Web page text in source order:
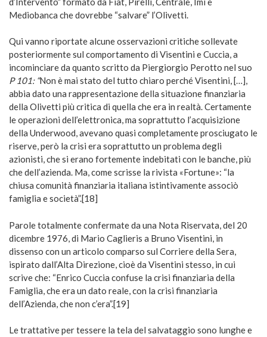
Mediobanca che dovrebbe “salvare” l’Olivetti.
Qui vanno riportate alcune osservazioni critiche sollevate
posteriormente sul comportamento di Visentini e Cuccia, a
incominciare da quanto scritto da Piergiorgio Perotto nel suo
P 101: “Non è mai stato del tutto chiaro perché Visentini, […],
abbia dato una rappresentazione della situazione finanziaria
della Olivetti più critica di quella che era in realtà. Certamente
le operazioni dell’elettronica, ma soprattutto l’acquisizione
della Underwood, avevano quasi completamente prosciugato le
riserve, però la crisi era soprattutto un problema degli
azionisti, che si erano fortemente indebitati con le banche, più
che dell’azienda. Ma, come scrisse la rivista «Fortune»: “la
chiusa comunità finanziaria italiana istintivamente associò
famiglia e società”.[18]
Parole totalmente confermate da una Nota Riservata, del 20
dicembre 1976, di Mario Caglieris a Bruno Visentini, in
dissenso con un articolo comparso sul Corriere della Sera,
ispirato dall’Alta Direzione, cioè da Visentini stesso, in cui
scrive che: “Enrico Cuccia confuse la crisi finanziaria della
Famiglia, che era un dato reale, con la crisi finanziaria
dell’Azienda, che non c’era”.[19]
Le trattative per tessere la tela del salvataggio sono lunghe e